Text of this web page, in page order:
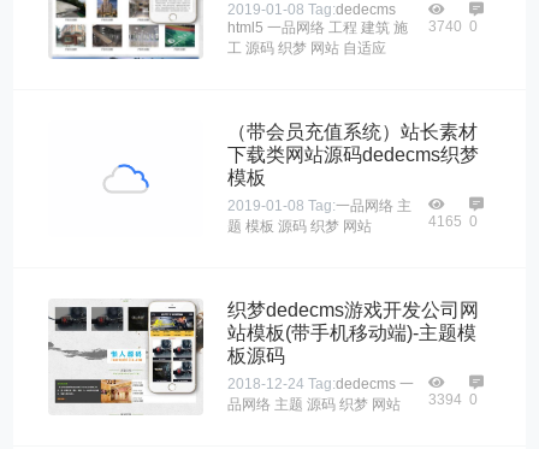
2019-01-08 Tag:dedecms
html5 一品网络 工程 建筑 施
工 源码 织梦 网站 自适应
3740 0
（带会员充值系统）站长素材
下载类网站源码dedecms织梦
模板
2019-01-08 Tag:一品网络 主
题 模板 源码 织梦 网站 4165 0
织梦dedecms游戏开发公司网
站模板(带手机移动端)-主题模
板源码
2018-12-24 Tag:dedecms 一
品网络 主题 源码 织梦 网站 3394 0